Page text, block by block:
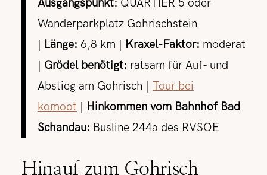
Ausgangspunkt: QUARTIER 5 oder
Wanderparkplatz Gohrischstein
Länge: 6,8 km | Kraxel-Faktor: moderat
Grödel benötigt: ratsam für Auf- und
Abstieg am Gohrisch | Tour bei
komoot
Hinkommen vom Bahnhof Bad
Schandau: Busline 244a des RVSOE
Hinauf zum Gohrisch